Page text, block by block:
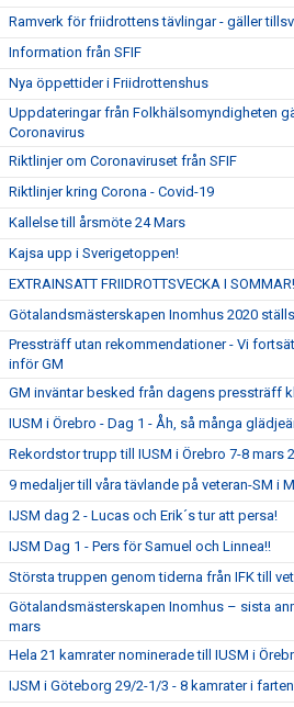
Ramverk för friidrottens tävlingar - gäller
Information från SFIF
Nya öppettider i Friidrottenshus
Uppdateringar från Folkhälsomyndigheten
Coronavirus
Riktlinjer om Coronaviruset från SFIF
Riktlinjer kring Corona - Covid-19
Kallelse till årsmöte 24 Mars
Kajsa upp i Sverigetoppen!
EXTRAINSATT FRIIDROTTSVECKA I
Götalandsmästerskapen Inomhus 2020
Pressträff utan rekommendationer - Vi
inför GM
GM inväntar besked från dagens pressträff
IUSM i Örebro - Dag 1 - Åh, så många
Rekordstor trupp till IUSM i Örebro 7-8 mars
9 medaljer till våra tävlande på veteran-SM i
IJSM dag 2 - Lucas och Erik´s tur att persa!
IJSM Dag 1 - Pers för Samuel och Linnea!!
Största truppen genom tiderna från IFK till
Götalandsmästerskapen Inomhus – sista
mars
Hela 21 kamrater nominerade till IUSM i
IJSM i Göteborg 29/2-1/3 - 8 kamrater i